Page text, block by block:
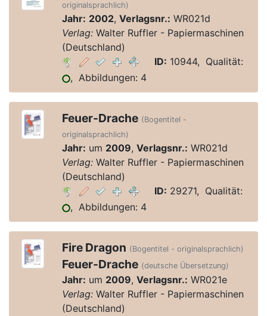
originalsprachlich)
Jahr: 2002, Verlagsnr.: WR021d
Verlag:Walter Ruffler - Papiermaschinen
(Deutschland)
ID: 10944, Qualität:
, Abbildungen: 4
Feuer-Drache (Bogentitel -
originalsprachlich)
Jahr: um 2009, Verlagsnr.: WR021d
Verlag:Walter Ruffler - Papiermaschinen
(Deutschland)
ID: 29271, Qualität:
, Abbildungen: 4
Fire Dragon (Bogentitel - originalsprachlich)
Feuer-Drache (deutsche Übersetzung)
Jahr: um 2009, Verlagsnr.: WR021e
Verlag:Walter Ruffler - Papiermaschinen
(Deutschland)